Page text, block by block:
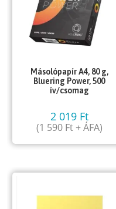
Másolópapír A4, 80 g,
Bluering Power, 500
ív/csomag
2 019 Ft
(1 590 Ft+ ÁFA)